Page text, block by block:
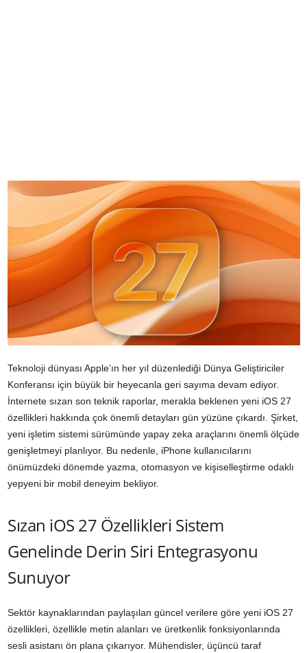
Teknoloji dünyası Apple’ın her yıl düzenlediği Dünya Geliştiriciler
Konferansı için büyük bir heyecanla geri sayıma devam ediyor.
İnternete sızan son teknik raporlar, merakla beklenen yeni iOS 27
özellikleri hakkında çok önemli detayları gün yüzüne çıkardı. Şirket,
yeni işletim sistemi sürümünde yapay zeka araçlarını önemli ölçüde
genişletmeyi planlıyor. Bu nedenle, iPhone kullanıcılarını
önümüzdeki dönemde yazma, otomasyon ve kişiselleştirme odaklı
yepyeni bir mobil deneyim bekliyor.
Sızan iOS 27 Özellikleri Sistem
Genelinde Derin Siri Entegrasyonu
Sunuyor
Sektör kaynaklarından paylaşılan güncel verilere göre yeni iOS 27
özellikleri, özellikle metin alanları ve üretkenlik fonksiyonlarında
sesli asistanı ön plana çıkarıyor. Mühendisler, üçüncü taraf